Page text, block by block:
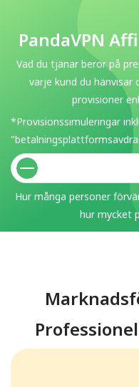
PandaVPN
Vad du tjänar beror på
varje kund du hänvisar
provisioner
*Provisionssimuleringar
Hur många personer
hur mycket